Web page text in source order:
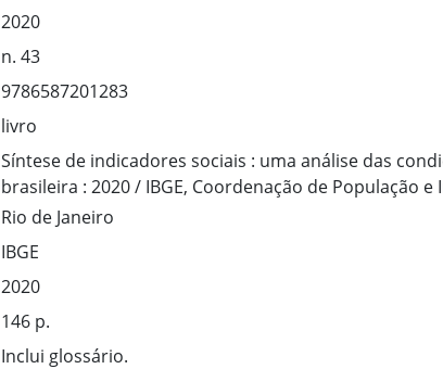
2020
n. 43
9786587201283
livro
Síntese de indicadores sociais : uma análise das
brasileira : 2020 / IBGE, Coordenação de População e
Rio de Janeiro
IBGE
2020
146 p.
Inclui glossário.